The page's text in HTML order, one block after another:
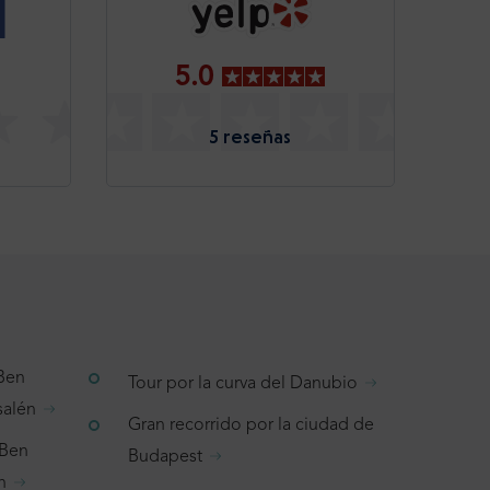
5.0
5 reseñas
Tour por la curva del Danubio
Gran recorrido por la ciudad de
Budapest